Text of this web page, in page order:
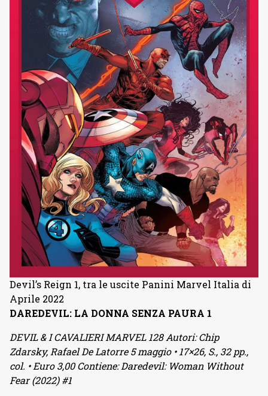
Devil’s Reign 1, tra le uscite Panini Marvel Italia di
Aprile 2022
DAREDEVIL: LA DONNA SENZA PAURA 1
DEVIL & I CAVALIERI MARVEL 128 Autori: Chip
Zdarsky, Rafael De Latorre 5 maggio • 17×26, S., 32 pp.,
col. • Euro 3,00 Contiene: Daredevil: Woman Without
Fear (2022) #1